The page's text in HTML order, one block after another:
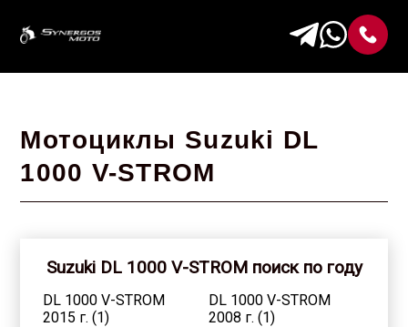
Мотоциклы Suzuki DL
1000 V-STROM
Suzuki DL 1000 V-STROM поиск по году
DL 1000 V-STROM
2015 г. (1)
DL 1000 V-STROM
2008 г. (1)